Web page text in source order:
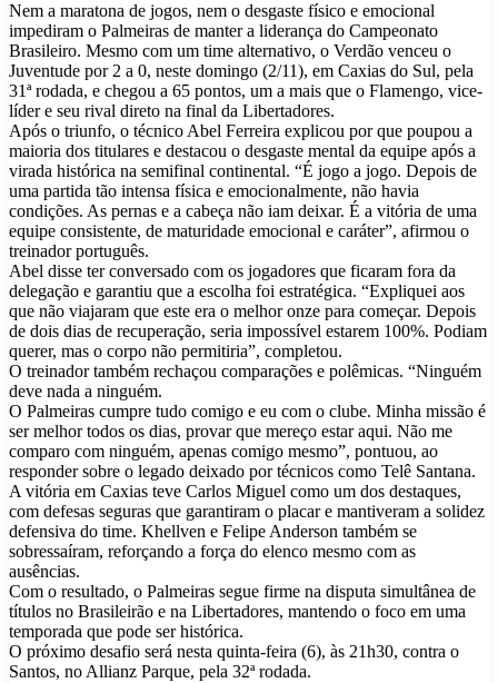
Nem a maratona de jogos, nem o desgaste físico e emocional
impediram o Palmeiras de manter a liderança do Campeonato
Brasileiro. Mesmo com um time alternativo, o Verdão venceu o
Juventude por 2 a 0, neste domingo (2/11), em Caxias do Sul, pela
31ª rodada, e chegou a 65 pontos, um a mais que o Flamengo, vice-
líder e seu rival direto na final da Libertadores.
Após o triunfo, o técnico Abel Ferreira explicou por que poupou a
maioria dos titulares e destacou o desgaste mental da equipe após a
virada histórica na semifinal continental. “É jogo a jogo. Depois de
uma partida tão intensa física e emocionalmente, não havia
condições. As pernas e a cabeça não iam deixar. É a vitória de uma
equipe consistente, de maturidade emocional e caráter”, afirmou o
treinador português.
Abel disse ter conversado com os jogadores que ficaram fora da
delegação e garantiu que a escolha foi estratégica. “Expliquei aos
que não viajaram que este era o melhor onze para começar. Depois
de dois dias de recuperação, seria impossível estarem 100%. Podiam
querer, mas o corpo não permitiria”, completou.
O treinador também rechaçou comparações e polêmicas. “Ninguém
deve nada a ninguém.
O Palmeiras cumpre tudo comigo e eu com o clube. Minha missão é
ser melhor todos os dias, provar que mereço estar aqui. Não me
comparo com ninguém, apenas comigo mesmo”, pontuou, ao
responder sobre o legado deixado por técnicos como Telê Santana.
A vitória em Caxias teve Carlos Miguel como um dos destaques,
com defesas seguras que garantiram o placar e mantiveram a solidez
defensiva do time. Khellven e Felipe Anderson também se
sobressaíram, reforçando a força do elenco mesmo com as
ausências.
Com o resultado, o Palmeiras segue firme na disputa simultânea de
títulos no Brasileirão e na Libertadores, mantendo o foco em uma
temporada que pode ser histórica.
O próximo desafio será nesta quinta-feira (6), às 21h30, contra o
Santos, no Allianz Parque, pela 32ª rodada.